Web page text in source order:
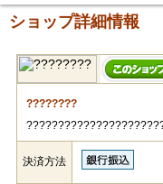
ショップ詳細情報
????????
決済方法